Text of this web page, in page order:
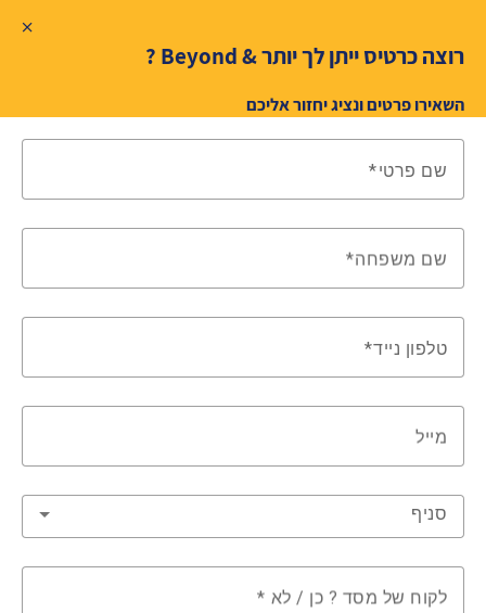
רוצה כרטיס ייתן לך יותר & Beyond ?
השאירו פרטים ונציג יחזור אליכם
שם פרטי
שם משפחה
טלפון נייד
מייל
סניף
לקוח של מסד ? כן / לא